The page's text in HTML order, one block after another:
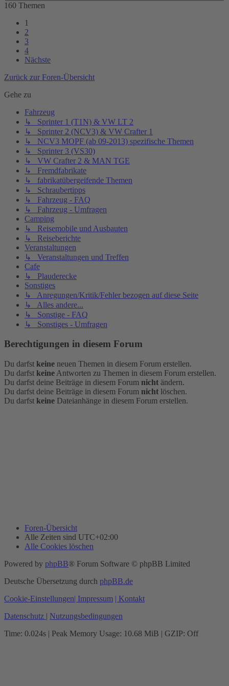
160 Themen
1
2
3
4
Nächste
Zurück zur Foren-Übersicht
Gehe zu
Fahrzeug
↳ Sprinter 1 (T1N) & VW LT 2
↳ Sprinter 2 (NCV3) & VW Crafter 1
↳ NCV3 MOPF (ab 09-2013) spezifische Themen
↳ Sprinter 3 (VS30)
↳ VW Crafter 2 & MAN TGE
↳ Fremdfabrikate
↳ fabrikatübergeifende Themen
↳ Schraubertipps
↳ Fahrzeug - FAQ
↳ Fahrzeug - Umfragen
Camping
↳ Reisemobile und Ausbauten
↳ Reiseberichte
Veranstaltungen
↳ Veranstaltungen und Treffen
Cafe
↳ Plauderecke
Sonstiges
↳ Anregungen/Kritik/Fehler bezogen auf diese Seite
↳ Alles andere...
↳ Sonstige - FAQ
↳ Sonstiges - Umfragen
Berechtigungen in diesem Forum
Du darfst keine neuen Themen in diesem Forum erstellen.
Du darfst keine Antworten zu Themen in diesem Forum erstellen.
Du darfst deine Beiträge in diesem Forum nicht ändern.
Du darfst deine Beiträge in diesem Forum nicht löschen.
Du darfst keine Dateianhänge in diesem Forum erstellen.
Foren-Übersicht
Alle Zeiten sind UTC+02:00
Alle Cookies löschen
Powered by phpBB® Forum Software © phpBB Limited
Deutsche Übersetzung durch phpBB.de
Cookie-Einstellungen| Impressum | Kontakt
Datenschutz | Nutzungsbedingungen
Time: 0.024s | Peak Memory Usage: 10.68 MiB | GZIP: Off